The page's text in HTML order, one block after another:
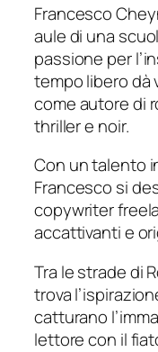
Francesco
aule di una
passione per
tempo libero dà
come autore di
thriller e noir.
Con un talento
Francesco si
copywriter
accattivanti e
Tra le strade di
trova
catturano
lettore con il